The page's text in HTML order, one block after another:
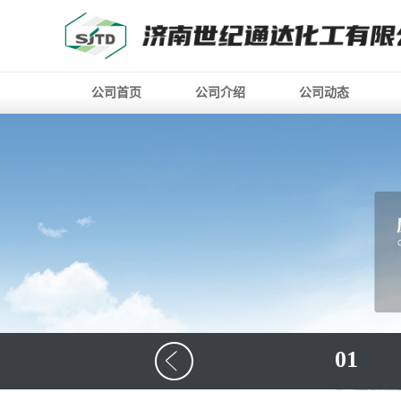
公司首页 公司介绍 公司动态
01